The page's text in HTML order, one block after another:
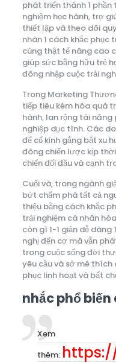
phát triển thành 1
nghiệm học hành, trợ
thiết lập và theo dõi
nhân 1 cách khắc phục
cùng thật tế nâng cao
giúp sức bằng hữu trẻ
đông nhập cuộc trải
Trong Marketing
tiếp tiêu kém hóa quá
hành, lan rộng tài
nghiệp dục tình. Các
để cố kỉnh gắng bắt xu
đông chiến lược kịp
chiến đối đầu và cạnh
Cuối và, trong ngành
bứt chấm phá tất cả
thiệu bằng cách khắc
trải nghiệm cá nhân
còn gì 1-1 giản dễ dàng
nghị đến cơ mà vẫn
trong cuộc sống đời
yêu cầu và sở mê thích
phục linh hoạt và bất
nhắc phổ
Xem
thêm: